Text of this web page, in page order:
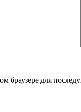
браузере для